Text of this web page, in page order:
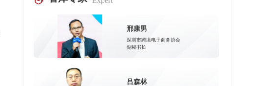
邢康男
深圳市跨境电子商务协会
副秘书长
吕森林